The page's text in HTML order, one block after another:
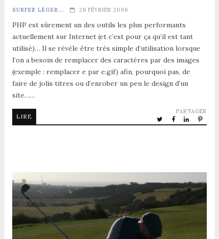
SURFEZ LÉGER... 28 FÉVRIER 2006
PHP est sûrement un des outils les plus performants
actuellement sur Internet (et c’est pour ça qu’il est tant
utilisé)… Il se révèle être très simple d’utilisation lorsque
l’on a besoin de remplacer des caractères par des images
(exemple : remplacer e par e.gif) afin, pourquoi pas, de
faire de jolis titres ou d’enrober un peu le design d’un
site……
LIRE
PARTAGER